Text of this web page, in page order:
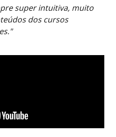
super intuitiva, muito
dos cursos